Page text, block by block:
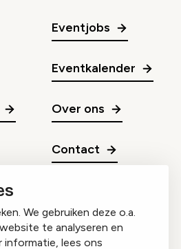
We gebruiken deze o.a.
te analyseren en
lees ons
Eventjobs
Eventkalender
Over ons
Contact